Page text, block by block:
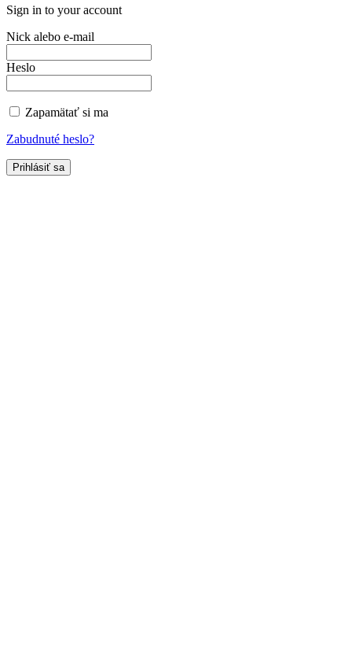
Sign in to your account
Nick alebo e-mail
Heslo
Zapamätať si ma
Zabudnuté heslo?